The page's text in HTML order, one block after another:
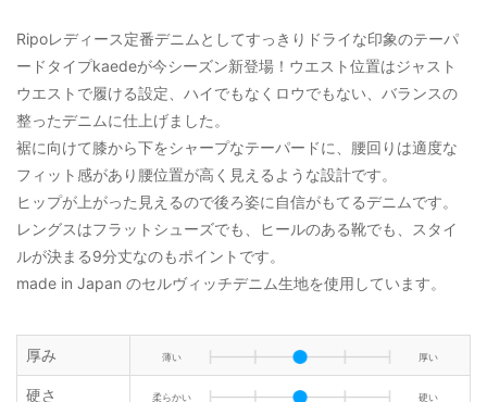
Ripoレディース定番デニムとしてすっきりドライな印象のテーパ
ードタイプkaedeが今シーズン新登場！ウエスト位置はジャスト
ウエストで履ける設定、ハイでもなくロウでもない、バランスの
整ったデニムに仕上げました。
裾に向けて膝から下をシャープなテーパードに、腰回りは適度な
フィット感があり腰位置が高く見えるような設計です。
ヒップが上がった見えるので後ろ姿に自信がもてるデニムです。
レングスはフラットシューズでも、ヒールのある靴でも、スタイ
ルが決まる9分丈なのもポイントです。
made in Japan のセルヴィッチデニム生地を使用しています。
厚み 薄い 厚い
硬さ 柔らかい 硬い